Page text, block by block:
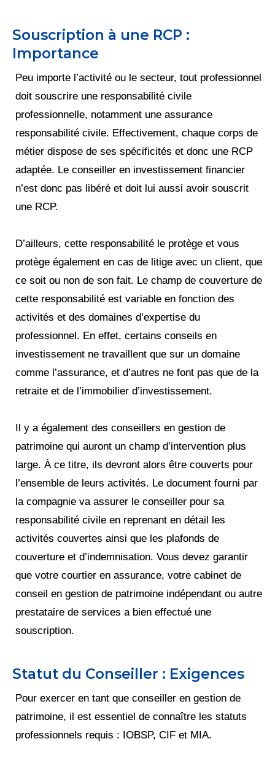
Souscription à une RCP :
Importance
Peu importe l’activité ou le secteur, tout professionnel
doit souscrire une responsabilité civile
professionnelle, notamment une assurance
responsabilité civile. Effectivement, chaque corps de
métier dispose de ses spécificités et donc une RCP
adaptée. Le conseiller en investissement financier
n’est donc pas libéré et doit lui aussi avoir souscrit
une RCP.
D’ailleurs, cette responsabilité le protège et vous
protège également en cas de litige avec un client, que
ce soit ou non de son fait. Le champ de couverture de
cette responsabilité est variable en fonction des
activités et des domaines d’expertise du
professionnel. En effet, certains conseils en
investissement ne travaillent que sur un domaine
comme l’assurance, et d’autres ne font pas que de la
retraite et de l’immobilier d’investissement.
Il y a également des conseillers en gestion de
patrimoine qui auront un champ d’intervention plus
large. À ce titre, ils devront alors être couverts pour
l’ensemble de leurs activités. Le document fourni par
la compagnie va assurer le conseiller pour sa
responsabilité civile en reprenant en détail les
activités couvertes ainsi que les plafonds de
couverture et d’indemnisation. Vous devez garantir
que votre courtier en assurance, votre cabinet de
conseil en gestion de patrimoine indépendant ou autre
prestataire de services a bien effectué une
souscription.
Statut du Conseiller : Exigences
Pour exercer en tant que conseiller en gestion de
patrimoine, il est essentiel de connaître les statuts
professionnels requis : IOBSP, CIF et MIA.